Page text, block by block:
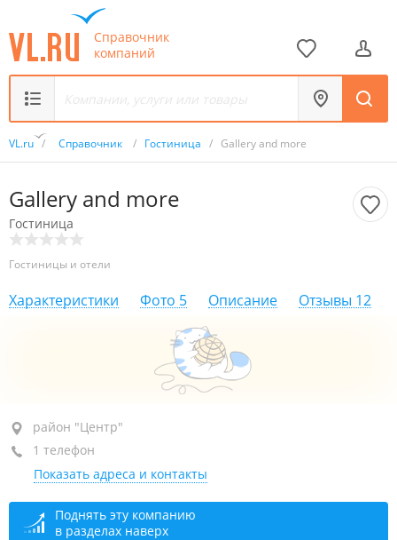
Справочник
компаний
VL.ru / Справочник / Гостиница / Gallery and more
Gallery and more
Гостиница
Гостиницы и отели
Характеристики Фото 5 Описание Отзывы 12
район "Центр", ул. Адмирала Фокина, 4Б
+7 967 718-34-33
открыто: 09:00–21:00
район "Центр"
1 телефон
Показать адреса и контакты
Поднять эту компанию
в разделах наверх